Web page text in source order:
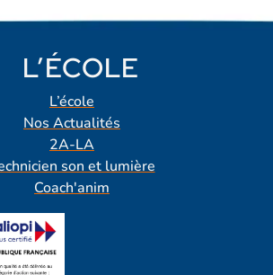
L’ÉCOLE
L’école
Nos Actualités
2A-LA
son et lumière
Coach'anim